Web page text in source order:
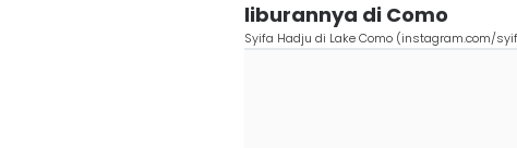
liburannya di Como
Syifa Hadju di Lake Como (instagram.com/